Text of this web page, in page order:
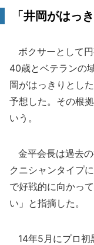
「井岡がはっ
ボクサーとして
40歳とベテランの
岡がはっきりとし
予想した。その根
いう。
金平会長は過去
クニシャンタイプ
で好戦的に向かっ
い」と指摘した。
14年5月にプロ初